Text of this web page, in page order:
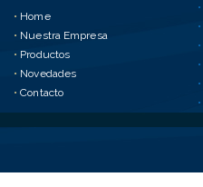
• Home
• Nuestra Empresa
• Productos
• Novedades
• Contacto
•
•
•
•
•
•